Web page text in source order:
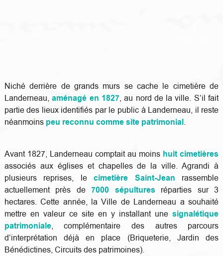
Niché derrière de grands murs se cache le cimetière de
Landerneau, aménagé en 1827, au nord de la ville. S’il fait
partie des lieux identifiés par le public à Landerneau, il reste
néanmoins peu reconnu comme site patrimonial.
Avant 1827, Landerneau comptait au moins huit cimetières
associés aux églises et chapelles de la ville. Agrandi à
plusieurs reprises, lecimetière Saint-Jean
rassemble
actuellement près de7000 sépultures réparties sur 3
hectares. Cette année, la Ville de Landerneau a souhaité
mettre en valeur ce site en y installant unesignalétique
patrimoniale, complémentaire des autres parcours
d’interprétation déjà en place (Briqueterie, Jardin des
Bénédictines, Circuits des patrimoines).